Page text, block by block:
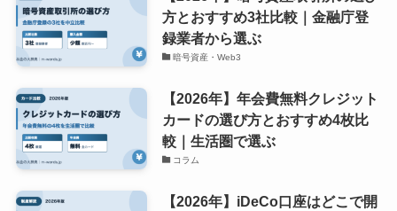
方とおすすめ3社比較｜金融庁登
録業者から選ぶ
暗号資産・Web3
【2026年】年会費無料クレジット
カードの選び方とおすすめ4枚比
較｜生活圏で選ぶ
コラム
【2026年】iDeCo口座はどこで開